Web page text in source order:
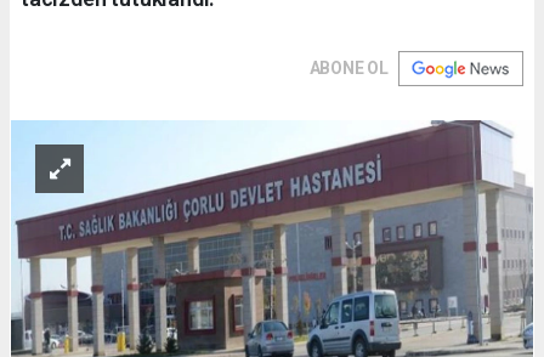
ABONE OL